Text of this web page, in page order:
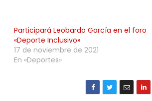
Participará Leobardo García en el foro
«Deporte Inclusivo»
17 de noviembre de 2021
En «Deportes»